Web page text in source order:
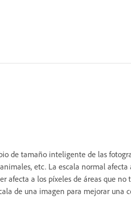
de tamaño inteligente de las
etc. La escala normal
afecta a los píxeles de áreas que
de una imagen para mejorar una